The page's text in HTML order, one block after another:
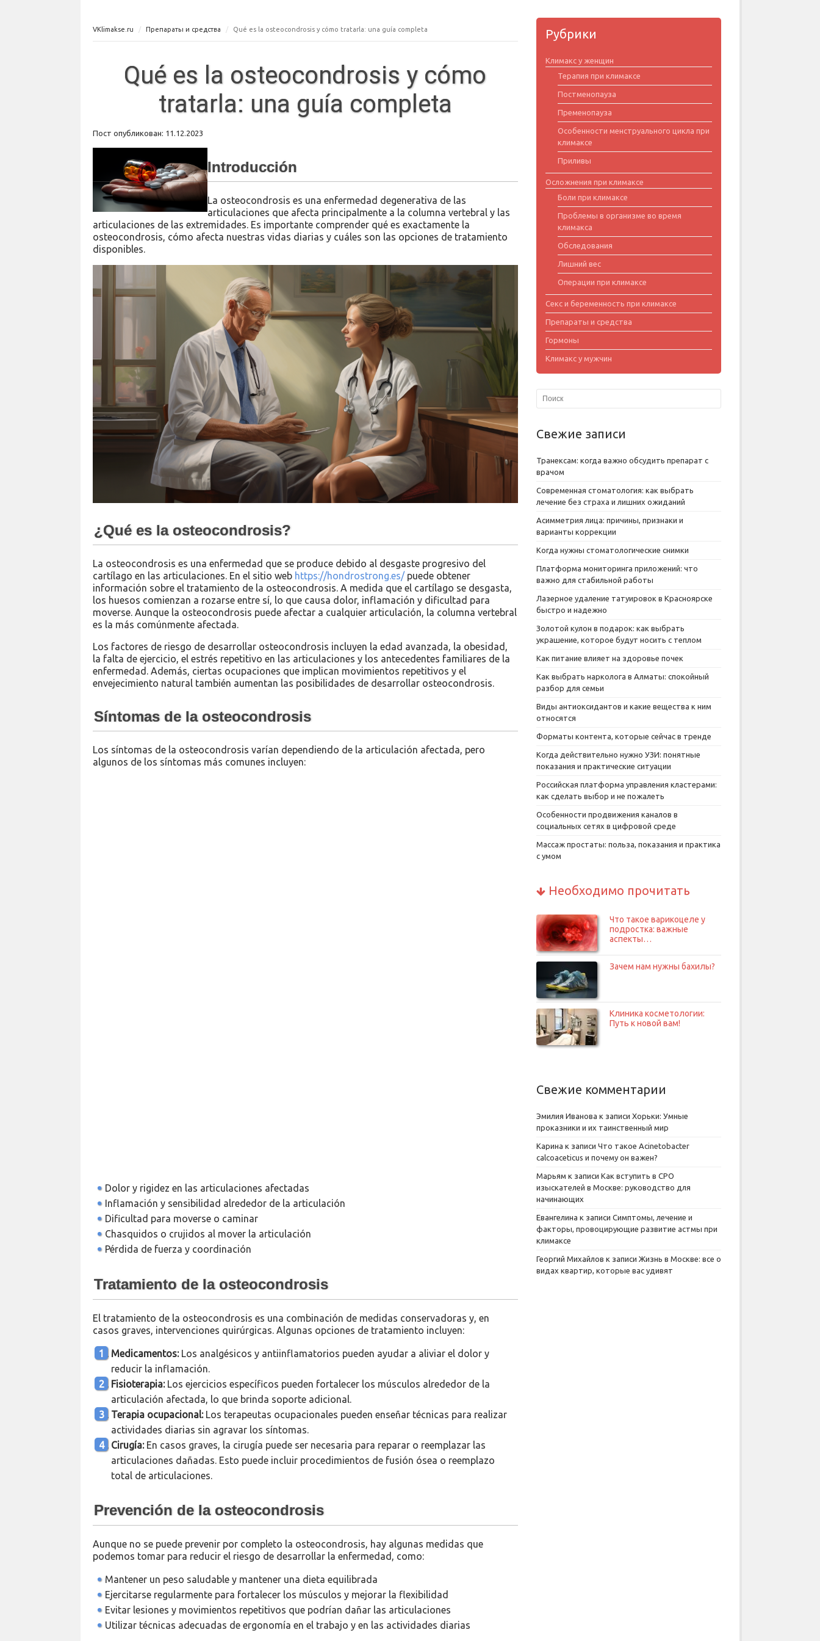
VKlimakse.ru Препараты и средства Qué es la osteocondrosis y cómo tratarla: una guía completa
Qué es la osteocondrosis y cómo
tratarla: una guía completa
Пост опубликован: 11.12.2023
Introducción
La osteocondrosis es una enfermedad degenerativa de las
articulaciones que afecta principalmente a la columna vertebral y las
articulaciones de las extremidades. Es importante comprender qué es exactamente la
osteocondrosis, cómo afecta nuestras vidas diarias y cuáles son las opciones de tratamiento
disponibles.
¿Qué es la osteocondrosis?
La osteocondrosis es una enfermedad que se produce debido al desgaste progresivo del
cartílago en las articulaciones. En el sitio web https://hondrostrong.es/puede obtener
información sobre el tratamiento de la osteocondrosis. A medida que el cartílago se desgasta,
los huesos comienzan a rozarse entre sí, lo que causa dolor, inflamación y dificultad para
moverse. Aunque la osteocondrosis puede afectar a cualquier articulación, la columna vertebral
es la más comúnmente afectada.
Los factores de riesgo de desarrollar osteocondrosis incluyen la edad avanzada, la obesidad,
la falta de ejercicio, el estrés repetitivo en las articulaciones y los antecedentes familiares de la
enfermedad. Además, ciertas ocupaciones que implican movimientos repetitivos y el
envejecimiento natural también aumentan las posibilidades de desarrollar osteocondrosis.
Síntomas de la osteocondrosis
Los síntomas de la osteocondrosis varían dependiendo de la articulación afectada, pero
algunos de los síntomas más comunes incluyen:
Dolor y rigidez en las articulaciones afectadas
Inflamación y sensibilidad alrededor de la articulación
Dificultad para moverse o caminar
Chasquidos o crujidos al mover la articulación
Pérdida de fuerza y coordinación
Tratamiento de la osteocondrosis
El tratamiento de la osteocondrosis es una combinación de medidas conservadoras y, en
casos graves, intervenciones quirúrgicas. Algunas opciones de tratamiento incluyen:
Medicamentos:Los analgésicos y antiinflamatorios pueden ayudar a aliviar el dolor y
reducir la inflamación.
Fisioterapia:Los ejercicios específicos pueden fortalecer los músculos alrededor de la
articulación afectada, lo que brinda soporte adicional.
Terapia ocupacional:Los terapeutas ocupacionales pueden enseñar técnicas para realizar
actividades diarias sin agravar los síntomas.
Cirugía:En casos graves, la cirugía puede ser necesaria para reparar o reemplazar las
articulaciones dañadas. Esto puede incluir procedimientos de fusión ósea o reemplazo
total de articulaciones.
Prevención de la osteocondrosis
Aunque no se puede prevenir por completo la osteocondrosis, hay algunas medidas que
podemos tomar para reducir el riesgo de desarrollar la enfermedad, como:
Mantener un peso saludable y mantener una dieta equilibrada
Ejercitarse regularmente para fortalecer los músculos y mejorar la flexibilidad
Evitar lesiones y movimientos repetitivos que podrían dañar las articulaciones
Utilizar técnicas adecuadas de ergonomía en el trabajo y en las actividades diarias
Рубрики
Климакс у женщин
Терапия при климаксе
Постменопауза
Пременопауза
Особенности менструального цикла при
климаксе
Приливы
Осложнения при климаксе
Боли при климаксе
Проблемы в организме во время
климакса
Обследования
Лишний вес
Операции при климаксе
Секс и беременность при климаксе
Препараты и средства
Гормоны
Климакс у мужчин
Свежие записи
Транексам: когда важно обсудить препарат с
врачом
Современная стоматология: как выбрать
лечение без страха и лишних ожиданий
Асимметрия лица: причины, признаки и
варианты коррекции
Когда нужны стоматологические снимки
Платформа мониторинга приложений: что
важно для стабильной работы
Лазерное удаление татуировок в Красноярске
быстро и надежно
Золотой кулон в подарок: как выбрать
украшение, которое будут носить с теплом
Как питание влияет на здоровье почек
Как выбрать нарколога в Алматы: спокойный
разбор для семьи
Виды антиоксидантов и какие вещества к ним
относятся
Форматы контента, которые сейчас в тренде
Когда действительно нужно УЗИ: понятные
показания и практические ситуации
Российская платформа управления кластерами:
как сделать выбор и не пожалеть
Особенности продвижения каналов в
социальных сетях в цифровой среде
Массаж простаты: польза, показания и практика
с умом
Необходимо прочитать
Что такое варикоцеле у
подростка: важные
аспекты…
Зачем нам нужны бахилы?
Клиника косметологии:
Путь к новой вам!
Свежие комментарии
Эмилия Иванова к записи Хорьки: Умные
проказники и их таинственный мир
Карина к записи Что такое Acinetobacter
calcoaceticus и почему он важен?
Марьям к записи Как вступить в СРО
изыскателей в Москве: руководство для
начинающих
Евангелина к записи Симптомы, лечение и
факторы, провоцирующие развитие астмы при
климаксе
Георгий Михайлов к записи Жизнь в Москве: все о
видах квартир, которые вас удивят